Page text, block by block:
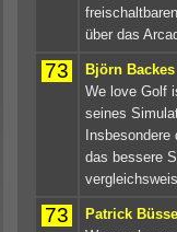
über das
73 Björn Backes
We love Golf
seines
Insbesondere
das bessere
73 Patrick